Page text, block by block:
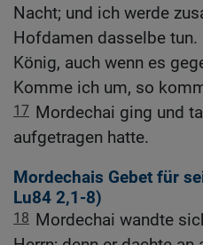
Nacht; und ich werde
Hofdamen dasselbe tun.
König, auch wenn es
Komme ich um, so
17 Mordechai ging und
aufgetragen hatte.
Mordechais Gebet für
Lu84 2,1-8)
18 Mordechai wandte